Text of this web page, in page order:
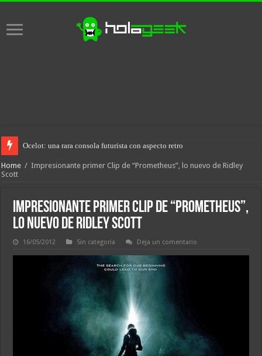
Ocelot: una rara consola futurista con aspecto retro
Home / Impresionante primer Clip de “Prometheus”, lo nuevo de Ridley
Scott
Impresionante primer Clip de “Prometheus”,
lo nuevo de Ridley Scott
16/05/2012 Sin categoría Deja un comentario